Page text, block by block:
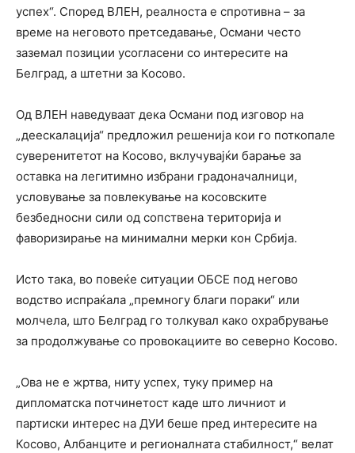
успех“. Според ВЛЕН, реалноста е спротивна – за
време на неговото претседавање, Османи често
заземал позиции усогласени со интересите на
Белград, а штетни за Косово.
Од ВЛЕН наведуваат дека Османи под изговор на
„деескалација“ предложил решенија кои го поткопале
суверенитетот на Косово, вклучувајќи барање за
оставка на легитимно избрани градоначалници,
условување за повлекување на косовските
безбедносни сили од сопствена територија и
фаворизирање на минимални мерки кон Србија.
Исто така, во повеќе ситуации ОБСЕ под негово
водство испраќала „премногу благи пораки“ или
молчела, што Белград го толкувал како охрабрување
за продолжување со провокациите во северно Косово.
„Ова не е жртва, ниту успех, туку пример на
дипломатска потчинетост каде што личниот и
партиски интерес на ДУИ беше пред интересите на
Косово, Албанците и регионалната стабилност,“ велат